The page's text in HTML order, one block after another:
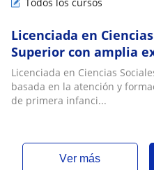
Licenciada en
Superior con amplia
infancia y lecto
Licenciada en Ciencias
basada en la atención y
de primera infanci...
ver más